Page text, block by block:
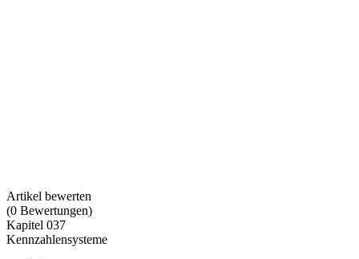
Artikel bewerten
(0 Bewertungen)
Kapitel 037
Kennzahlensysteme